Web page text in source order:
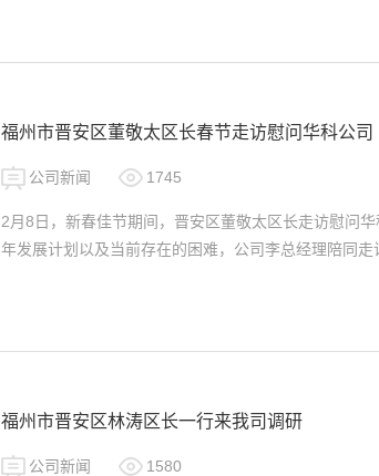
福州市晋安区董敬太区长春节走访慰问华科公司
公司新闻 1745
2月8日，新春佳节期间，晋安区董敬太区长走访慰问
年发展计划以及当前存在的困难，公司李总经理陪同走
福州市晋安区林涛区长一行来我司调研
公司新闻 1580